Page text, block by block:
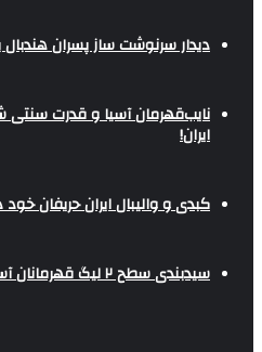
دیدار سرنوشت ساز پسران
نایب‌قهرمان آسیا و قدرت سنتی
ایران!
کبدی و والیبال ایران حریفان
سیدبندی سطح ۲ لیگ قهرمانان آسیا/ گل‌گهر هست، چادرملو نه